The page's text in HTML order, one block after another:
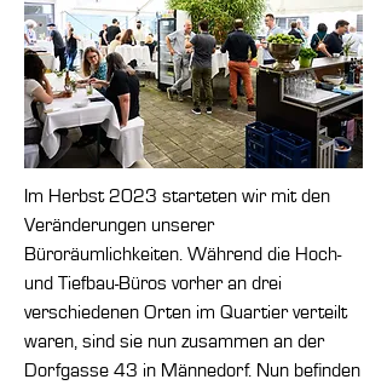
Im Herbst 2023 starteten wir mit den
Veränderungen unserer
Büroräumlichkeiten. Während die Hoch-
und Tiefbau-Büros vorher an drei
verschiedenen Orten im Quartier verteilt
waren, sind sie nun zusammen an der
Dorfgasse 43 in Männedorf. Nun befinden